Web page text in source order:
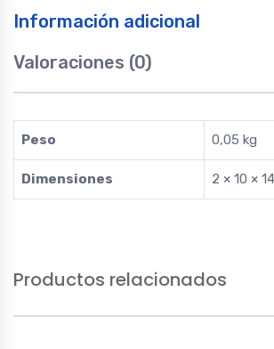
Información adicional
Valoraciones (0)
Peso 0,05 kg
Dimensiones 2 × 10 ×
Productos relacionados